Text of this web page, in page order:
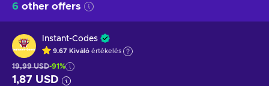
6 other offers
Instant-Codes
9.67 Kiváló értékelés
19,99 USD-91%
1,87 USD